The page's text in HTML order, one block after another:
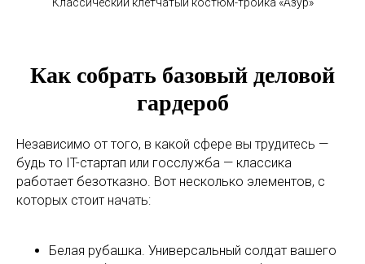
Как собрать базовый деловой
гардероб
Независимо от того, в какой сфере вы трудитесь —
будь то IT-стартап или госслужба — классика
работает безотказно. Вот несколько элементов, с
которых стоит начать:
Белая рубашка. Универсальный солдат вашего